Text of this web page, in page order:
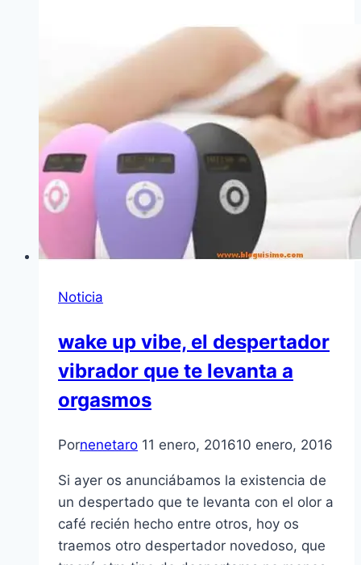
Noticia
wake up vibe, el despertador
vibrador que te levanta a
orgasmos
Pornenetaro 11 enero, 201610 enero, 2016
Si ayer os anunciábamos la existencia de
un despertado que te levanta con el olor a
café recién hecho entre otros, hoy os
traemos otro despertador novedoso, que